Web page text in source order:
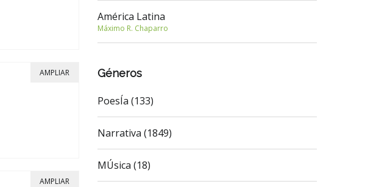
AMPLIAR
AMPLIAR
América Latina
Máximo R. Chaparro
Géneros
PoesÍa (133)
Narrativa (1849)
MÚsica (18)